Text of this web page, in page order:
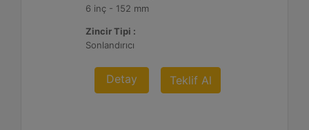
6 inç - 152 mm
Zincir Tipi :
Sonlandırıcı
Detay Teklif Al